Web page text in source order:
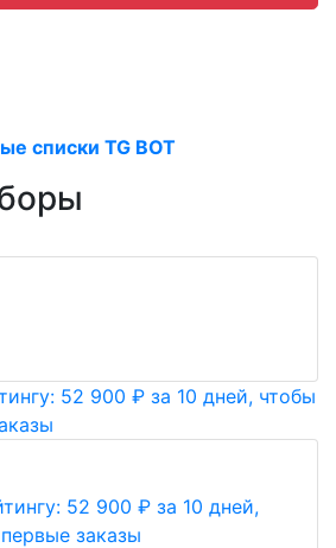
списки TG BOT
52 900 ₽ за 10 дней,
заказы